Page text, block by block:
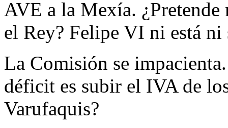
AVE a la Mexía. ¿Pretende
el Rey? Felipe VI ni está
La Comisión se
déficit es subir el IVA de
Varufaquis?